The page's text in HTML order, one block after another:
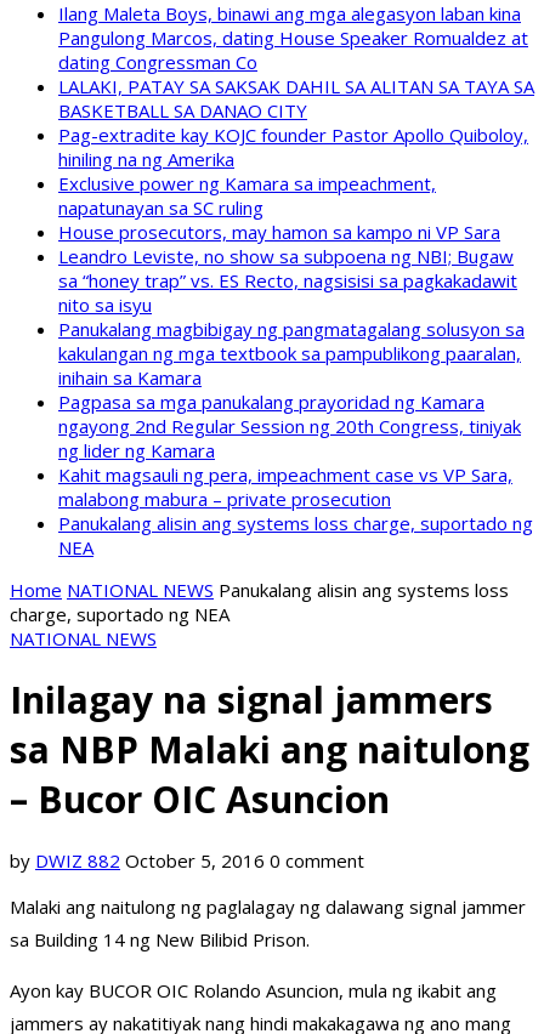
Ilang Maleta Boys, binawi ang mga alegasyon laban kina
Pangulong Marcos, dating House Speaker Romualdez at
dating Congressman Co
LALAKI, PATAY SA SAKSAK DAHIL SA ALITAN SA TAYA SA
BASKETBALL SA DANAO CITY
Pag-extradite kay KOJC founder Pastor Apollo Quiboloy,
hiniling na ng Amerika
Exclusive power ng Kamara sa impeachment,
napatunayan sa SC ruling
House prosecutors, may hamon sa kampo ni VP Sara
Leandro Leviste, no show sa subpoena ng NBI; Bugaw
sa “honey trap” vs. ES Recto, nagsisisi sa pagkakadawit
nito sa isyu
Panukalang magbibigay ng pangmatagalang solusyon sa
kakulangan ng mga textbook sa pampublikong paaralan,
inihain sa Kamara
Pagpasa sa mga panukalang prayoridad ng Kamara
ngayong 2nd Regular Session ng 20th Congress, tiniyak
ng lider ng Kamara
Kahit magsauli ng pera, impeachment case vs VP Sara,
malabong mabura – private prosecution
Panukalang alisin ang systems loss charge, suportado ng
NEA
Home NATIONAL NEWS Panukalang alisin ang systems loss
charge, suportado ng NEA
NATIONAL NEWS
Inilagay na signal jammers
sa NBP Malaki ang naitulong
– Bucor OIC Asuncion
by DWIZ 882 October 5, 2016 0 comment
Malaki ang naitulong ng paglalagay ng dalawang signal jammer
sa Building 14 ng New Bilibid Prison.
Ayon kay BUCOR OIC Rolando Asuncion, mula ng ikabit ang
jammers ay nakatitiyak nang hindi makakagawa ng ano mang